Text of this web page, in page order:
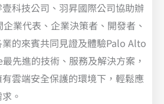
科技公司、羽昇國際公司協助辦
業代表、企業決策者、開發者、
的來賓共同見證及體驗Palo Alto
先進的技術、服務及解決方案，
雲端安全保護的環境下，輕鬆應
。